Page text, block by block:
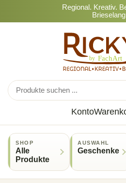
Regional. Kreativ.
Brieselang
Konto
SHOP
Alle
Produkte
AUSWAHL
Geschenke